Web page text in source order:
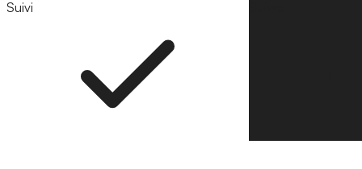
Suivi